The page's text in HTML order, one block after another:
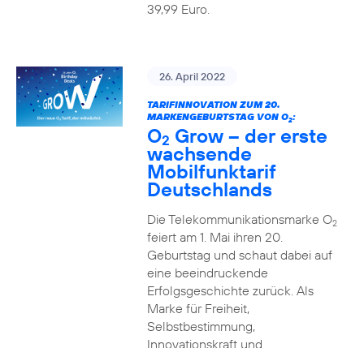
39,99 Euro.
26. April 2022
TARIFINNOVATION ZUM 20.
MARKENGEBURTSTAG VON O2:
O2 Grow – der erste
wachsende
Mobilfunktarif
Deutschlands
Die Telekommunikationsmarke O2
feiert am 1. Mai ihren 20.
Geburtstag und schaut dabei auf
eine beeindruckende
Erfolgsgeschichte zurück. Als
Marke für Freiheit,
Selbstbestimmung,
Innovationskraft und